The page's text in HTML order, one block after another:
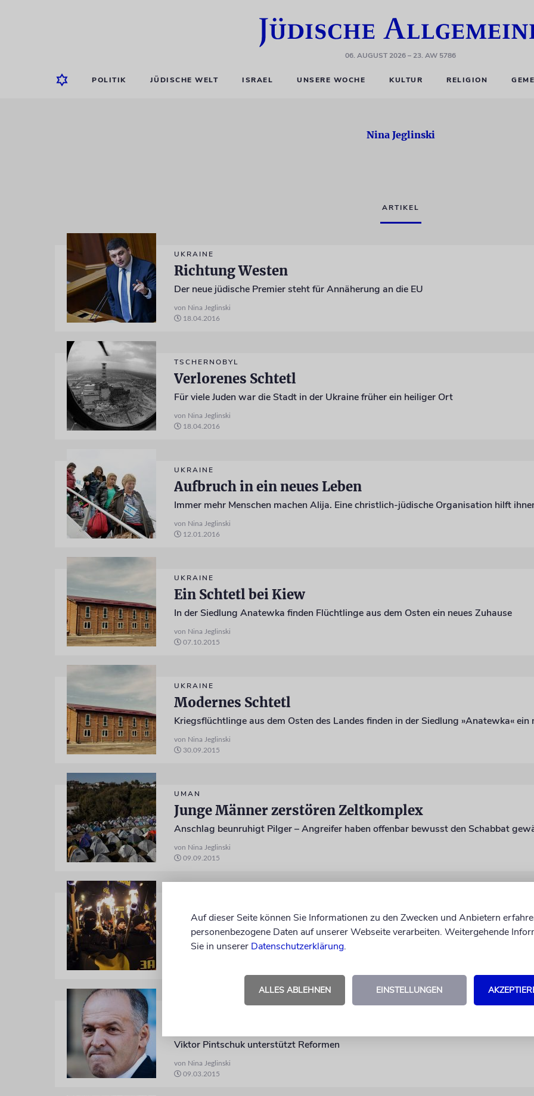
06. AUGUST 2026– 23. AW 5786
POLITIK JÜDISCHE WELT ISRAEL UNSERE WOCHE KULTUR RELIGION
Nina Jeglinski
ARTIKEL
UKRAINE
Richtung Westen
Der neue jüdische Premier steht für Annäherung an die EU
von Nina Jeglinski
18.04.2016
TSCHERNOBYL
Verlorenes Schtetl
Für viele Juden war die Stadt in der Ukraine früher ein heiliger Ort
von Nina Jeglinski
18.04.2016
UKRAINE
Aufbruch in ein neues Leben
Immer mehr Menschen machen Alija. Eine christlich-jüdische Organisation hilft
von Nina Jeglinski
12.01.2016
UKRAINE
Ein Schtetl bei Kiew
In der Siedlung Anatewka finden Flüchtlinge aus dem Osten ein neues Zuhause
von Nina Jeglinski
07.10.2015
UKRAINE
Modernes Schtetl
Kriegsflüchtlinge aus dem Osten des Landes finden in der Siedlung »Anatewka« ein
von Nina Jeglinski
30.09.2015
UMAN
Junge Männer zerstören Zeltkomplex
Anschlag beunruhigt Pilger – Angreifer haben offenbar bewusst den Schabbat
von Nina Jeglinski
09.09.2015
Ehrung für Wehrmachts-Kollaborateure?
Das neue Anti-Propaganda-Gesetz wird heftig kritisiert. Jüdischer Verband
Viktor Pintschuk unterstützt Reformen
von Nina Jeglinski
09.03.2015
Auf dieser Seite können Sie Informationen zu den Zwecken und Anbietern
personenbezogene Daten auf unserer Webseite verarbeiten. Weitergehende
Sie in unserer Datenschutzerklärung.
ALLES ABLEHNEN EINSTELLUNGEN